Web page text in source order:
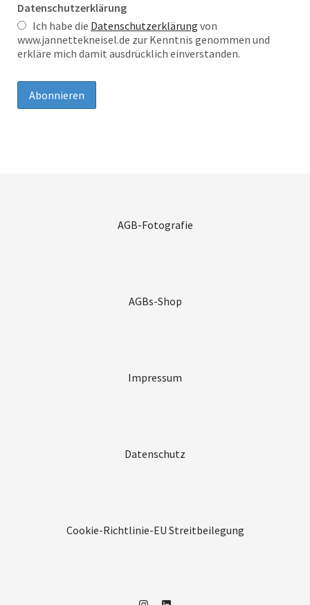
Datenschutzerklärung
Ich habe die Datenschutzerklärung von
www.jannettekneisel.de zur Kenntnis genommen und
erkläre mich damit ausdrücklich einverstanden.
AGB-Fotografie
AGBs-Shop
Impressum
Datenschutz
Cookie-Richtlinie-EU Streitbeilegung